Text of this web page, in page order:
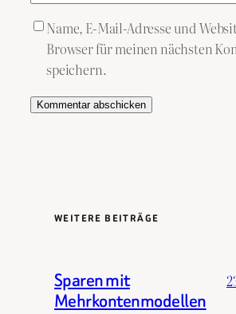
Name, E-Mail-Adresse und
Browser für meinen nächsten
speichern.
WEITERE BEITRÄGE
Sparen mit
Mehrkontenmodellen